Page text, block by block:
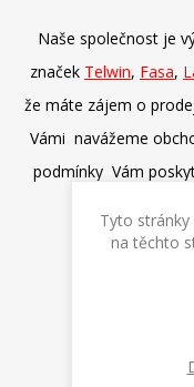
Naše společnost je
značek Telwin, Fasa,
že máte zájem o
Vámi navážeme
podmínky Vám
Tyto stránky
na těchto